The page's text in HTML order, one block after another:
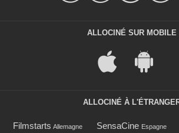
ALLOCINÉ SUR MOBILE
ALLOCINÉ À
Filmstarts Allemagne SensaCine Espagne